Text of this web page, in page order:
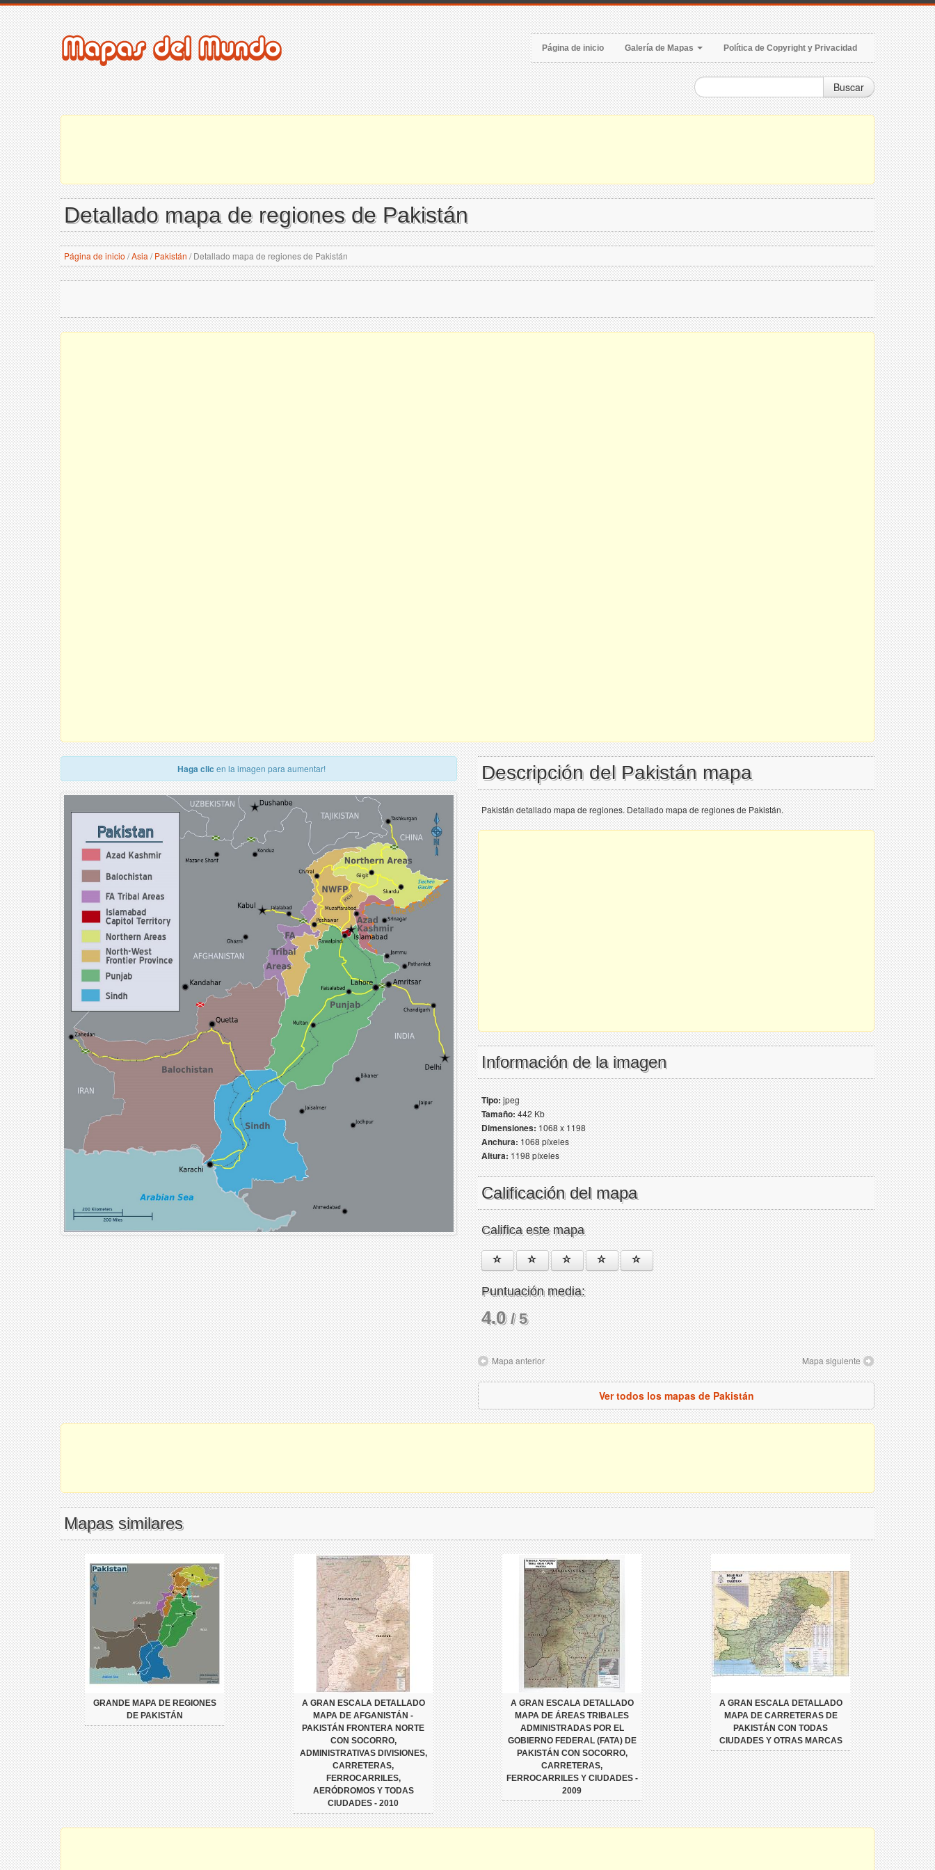
Página de inicio Galería de Mapas Política de Copyright y Privacidad
Buscar
Detallado mapa de regiones de Pakistán
Página de inicio /Asia / Pakistán /Detallado mapa de regiones de Pakistán
Haga clic en la imagen para aumentar! Descripción del Pakistán mapa
Pakistán detallado mapa de regiones. Detallado mapa de regiones de Pakistán.
Información de la imagen
Tipo:jpeg
Tamaño:442 Kb
Dimensiones:1068 x 1198
Anchura:1068 píxeles
Altura:1198 píxeles
Calificación del mapa
Califica este mapa
Puntuación media:
4.0/ 5
Mapa anterior Mapa siguiente
Ver todos los mapas de Pakistán
Mapas similares
GRANDE MAPA DE REGIONES
DE PAKISTÁN
A GRAN ESCALA DETALLADO
MAPA DE AFGANISTÁN -
PAKISTÁN FRONTERA NORTE
CON SOCORRO,
ADMINISTRATIVAS DIVISIONES,
CARRETERAS,
FERROCARRILES,
AERÓDROMOS Y TODAS
CIUDADES - 2010
A GRAN ESCALA DETALLADO
MAPA DE ÁREAS TRIBALES
ADMINISTRADAS POR EL
GOBIERNO FEDERAL (FATA) DE
PAKISTÁN CON SOCORRO,
CARRETERAS,
FERROCARRILES Y CIUDADES -
2009
A GRAN ESCALA DETALLADO
MAPA DE CARRETERAS DE
PAKISTÁN CON TODAS
CIUDADES Y OTRAS MARCAS